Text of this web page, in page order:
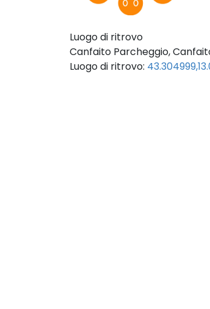
Luogo di ritrovo
Canfaito Parcheggio,
Luogo di ritrovo: